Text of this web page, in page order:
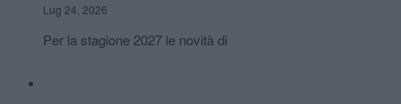
Lug 24, 2026
Per la stagione 2027 le novità di